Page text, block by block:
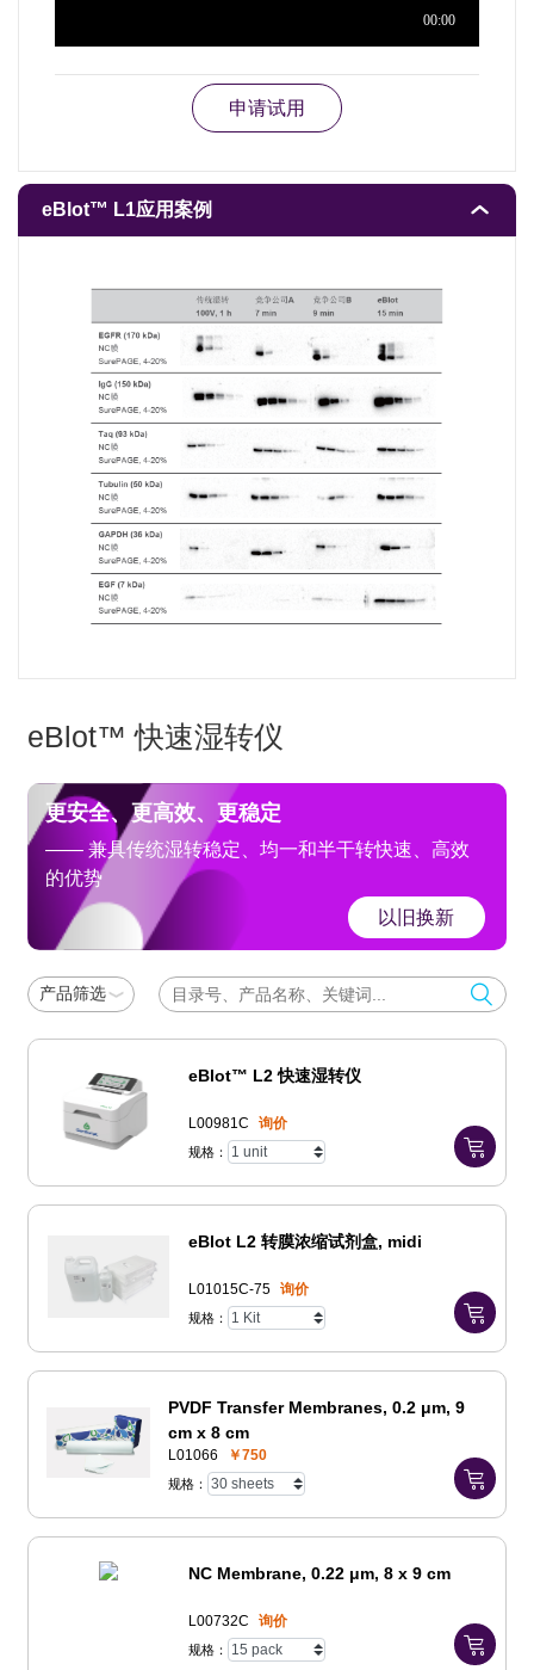
申请试用
eBlot™ L1应用案例
eBlot™ 快速湿转仪
更安全、更高效、更稳定
—— 兼具传统湿转稳定、均一和半干转快速、高效
的优势
以旧换新
产品筛选
eBlot™ L2 快速湿转仪
L00981C 询价
规格：
eBlot L2 转膜浓缩试剂盒, midi
L01015C-75 询价
规格：
PVDF Transfer Membranes, 0.2 μm, 9
cm x 8 cm
L01066 ￥750
规格：
NC Membrane, 0.22 μm, 8 x 9 cm
L00732C 询价
规格：